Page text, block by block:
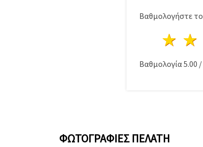
Βαθμολογήστε
1
Βαθμολογία 5.00 /
ΦΩΤΟΓΡΑΦΊΕΣ ΠΕΛΆΤΗ